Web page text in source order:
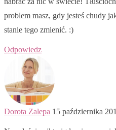
problem masz, gdy jesteś chudy
stanie tego zmienić. :)
Odpowiedz
Dorota Zalepa 15 października